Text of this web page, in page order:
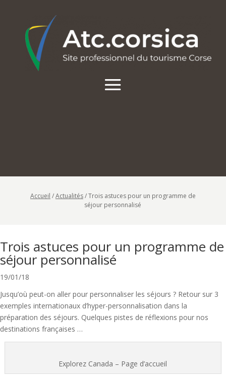
Accueil /Actualités/Trois astuces pour un programme de
séjour personnalisé
Trois astuces pour un programme de
séjour personnalisé
19/01/18
Jusqu’où peut-on aller pour personnaliser les séjours ? Retour sur 3
exemples internationaux d’hyper-personnalisation dans la
préparation des séjours. Quelques pistes de réflexions pour nos
destinations françaises …
Explorez Canada – Page d’accueil